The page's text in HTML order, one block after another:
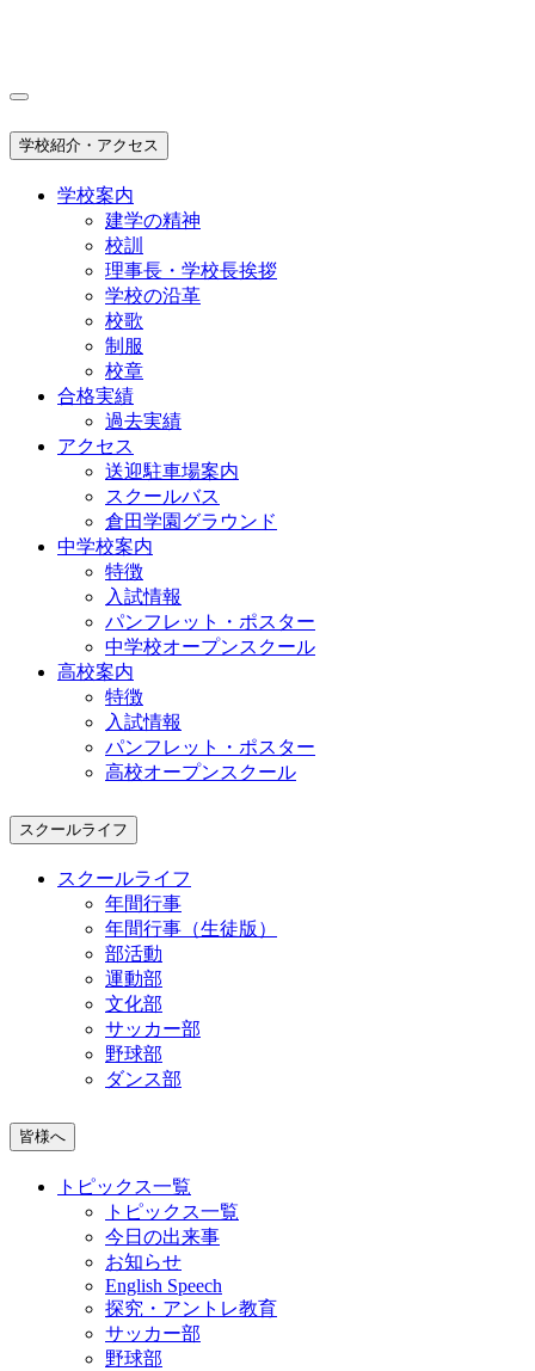
学校紹介・アクセス
学校案内
建学の精神
校訓
理事長・学校長挨拶
学校の沿革
校歌
制服
校章
合格実績
過去実績
アクセス
送迎駐車場案内
スクールバス
倉田学園グラウンド
中学校案内
特徴
入試情報
パンフレット・ポスター
中学校オープンスクール
高校案内
特徴
入試情報
パンフレット・ポスター
高校オープンスクール
スクールライフ
スクールライフ
年間行事
年間行事（生徒版）
部活動
運動部
文化部
サッカー部
野球部
ダンス部
皆様へ
トピックス一覧
トピックス一覧
今日の出来事
お知らせ
English Speech
探究・アントレ教育
サッカー部
野球部